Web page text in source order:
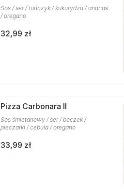
Sos / ser / tuńczyk / kukurydza / ananas
/ oregano
32,99 zł
Pizza Carbonara II
Sos śmietanowy / ser / boczek /
pieczarki / cebula / oregano
33,99 zł